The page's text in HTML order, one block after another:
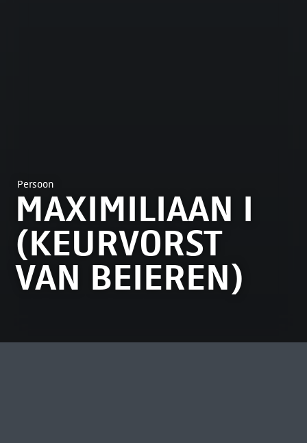
Persoon
MAXIMILIAAN I
(KEURVORST
VAN BEIEREN)